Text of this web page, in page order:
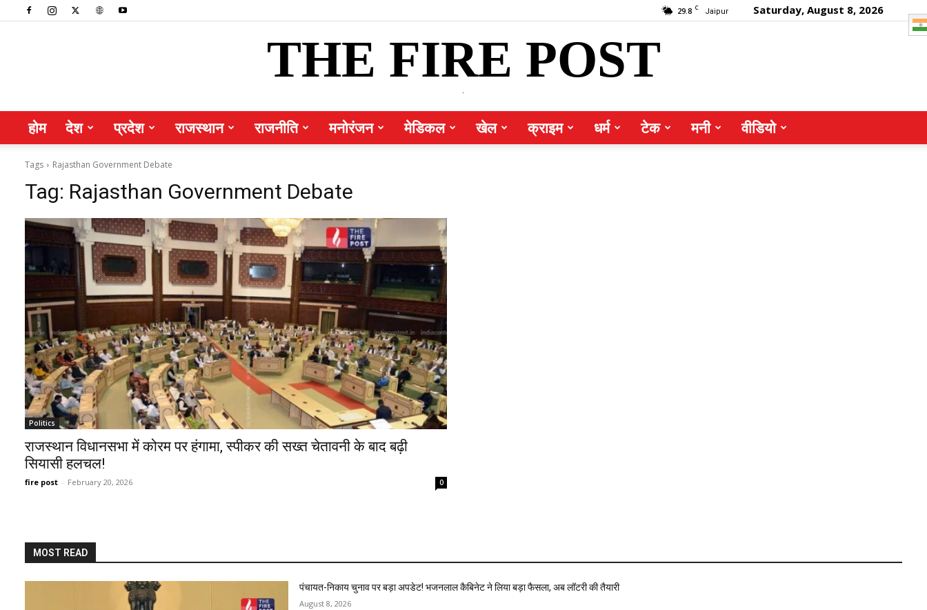
29.8 C Jaipur Saturday, August 8, 2026
THE FIRE POST
होम देश प्रदेश राजस्थान राजनीति मनोरंजन मेडिकल खेल क्राइम धर्म टेक मनी वीडियो
Tags Rajasthan Government Debate
Tag: Rajasthan Government Debate
Politics
राजस्थान विधानसभा में कोरम पर हंगामा, स्पीकर की सख्त चेतावनी के बाद बढ़ी
सियासी हलचल!
fire post - February 20, 2026 0
MOST READ
पंचायत-निकाय चुनाव पर बड़ा अपडेट! भजनलाल कैबिनेट ने लिया बड़ा फैसला, अब लॉटरी की तैयारी
August 8, 2026